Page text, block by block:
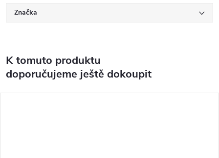
Značka
K tomuto produktu
doporučujeme ještě dokoupit